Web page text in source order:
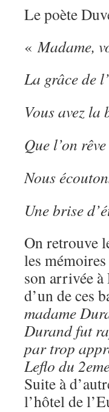
Le poète
«Madame,
La grâce de
Vous avez la
Que l’on
Nous
Une brise
On retrouve
les
son arrivée
d’un de ces
madame
Durand fut
par trop
Leflo du
Suite à
l’hôtel de